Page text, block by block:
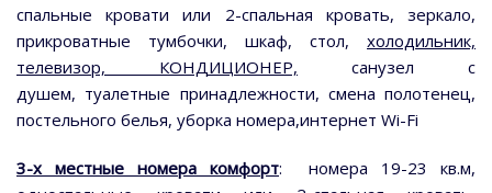
спальные кровати или 2-спальная кровать, зеркало,
прикроватные тумбочки, шкаф, стол, холодильник,
телевизор, КОНДИЦИОНЕР, санузел с
душем, туалетные принадлежности, смена полотенец,
постельного белья, уборка номера,интернет Wi-Fi
3-х местные номера комфорт: номера 19-23 кв.м,